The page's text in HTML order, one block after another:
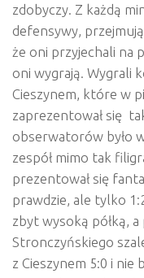
zdobyczy. Z każdą
defensywy,
że oni przyjechali na
oni wygrają. Wygrali
Cieszynem, które w
zaprezentował się
obserwatorów było
zespół mimo tak
prezentował się
prawdzie, ale tylko
zbyt wysoką półką, a
Stronczyńskiego
z Cieszynem 5:0 i nie